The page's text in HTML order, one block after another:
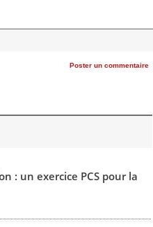
Poster un commentaire
: un exercice PCS pour la